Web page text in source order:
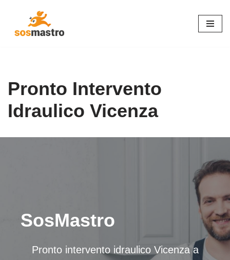
Pronto Intervento
Idraulico Vicenza
SosMastro
Pronto intervento idraulico Vicenza a